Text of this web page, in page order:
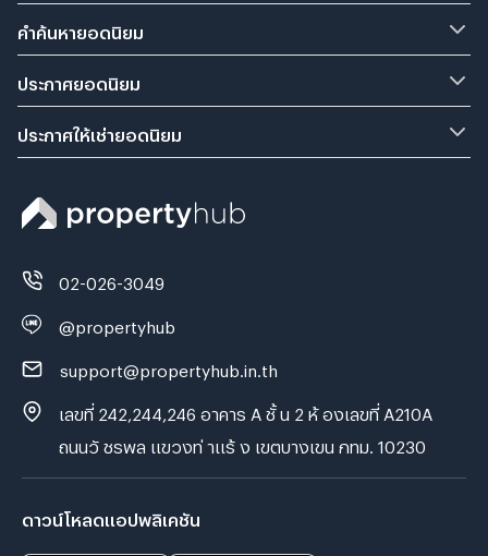
คำค้นหายอดนิยม
ประกาศยอดนิยม
ประกาศให้เช่ายอดนิยม
02-026-3049
@propertyhub
support@propertyhub.in.th
เลขที่ 242,244,246 อาคาร A ชั้ น 2 ห้ องเลขที่ A210A
ถนนวั ชรพล แขวงท่ าแร้ ง เขตบางเขน กทม. 10230
ดาวน์โหลดแอปพลิเคชัน